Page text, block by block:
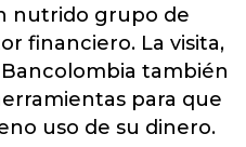
nutrido grupo de
financiero. La visita,
también
para que
uso de su dinero.